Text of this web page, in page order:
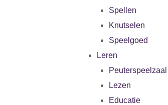
Spellen
Knutselen
Speelgoed
Leren
Peuterspeelzaal
Lezen
Educatie